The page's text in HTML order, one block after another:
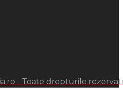
- Toate drepturile